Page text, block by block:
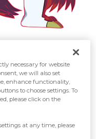
necessary for website
we will also set
enhance functionality,
to choose settings. To
please click on the
at any time, please